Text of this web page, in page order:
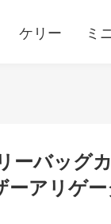
ケリー ミ
ーバッグ
ーアリゲ